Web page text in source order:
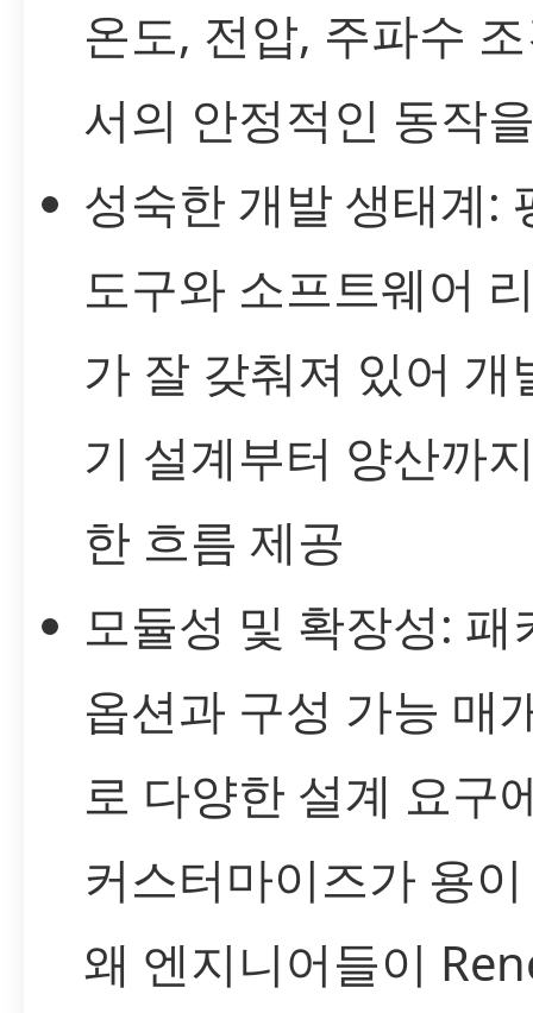
온도, 전압, 주파수
서의 안정적인 동작
성숙한 개발 생태계:
도구와 소프트웨어
가 잘 갖춰져 있어 개
기 설계부터 양산까
한 흐름 제공
모듈성 및 확장성: 패
옵션과 구성 가능 매
로 다양한 설계 요구
커스터마이즈가 용이
왜 엔지니어들이